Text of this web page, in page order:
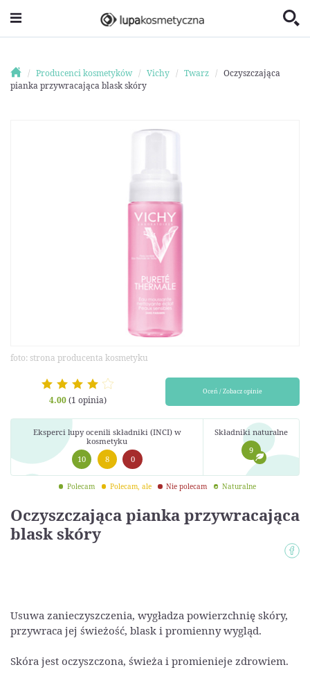
Producenci kosmetyków Vichy Twarz
Oczyszczająca
pianka przywracająca blask skóry
Oczyszczająca pianka przywracająca
blask skóry
foto: strona producenta kosmetyku
4.00(1 opinia)
Oceń / Zobacz opinie
Eksperci lupy ocenili składniki (INCI) w
kosmetyku
10
8 0
Składniki naturalne
9
Polecam Polecam, ale Nie polecam Naturalne
Usuwa zanieczyszczenia, wygładza powierzchnię skóry,
przywraca jej świeżość, blask i promienny wygląd.
Skóra jest oczyszczona, świeża i promienieje zdrowiem.